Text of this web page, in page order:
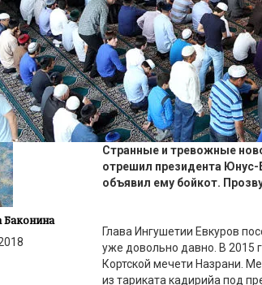
Странные и тревожные
отрешил президента Юнус-
объявил ему бойкот.
Глава Ингушетии Евкуров
уже довольно давно. В 2015
Кортской мечети Назрани.
из тариката кадирийа под